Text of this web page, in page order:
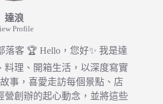
達浪
Profile
落客 🏆 Hello，您好✨ 我是達
料理、開箱生活，以深度寫實
事，喜愛走訪每個景點、店
營創辦的起心動念，並將這些